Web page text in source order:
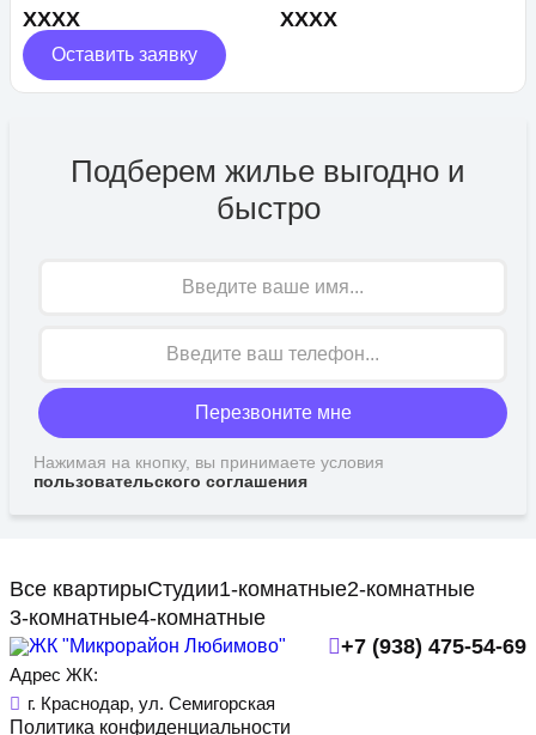
XXXX XXXX
Оставить заявку
Подберем жилье выгодно и
быстро
Перезвоните мне
Нажимая на кнопку, вы принимаете условия
пользовательского соглашения
Все квартирыСтудии1-комнатные2-комнатные
3-комнатные4-комнатные
Адрес ЖК:
г. Краснодар, ул. Семигорская
+7 (938) 475-54-69
Политика конфиденциальности